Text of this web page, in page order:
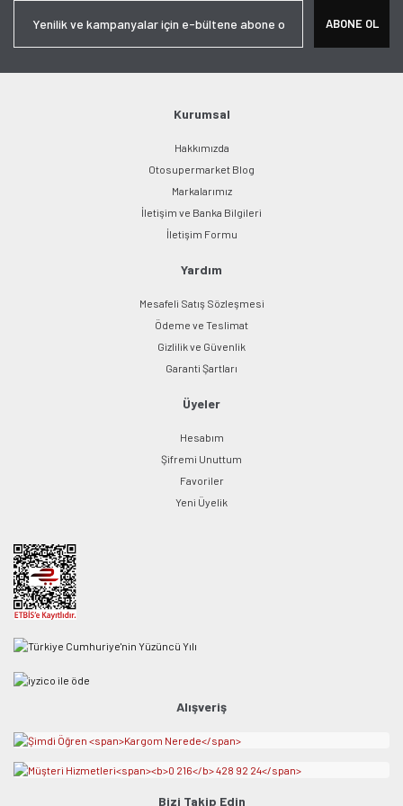
Ürün açıklamasında eksik bilgiler bulunuyor.
Bu ürüne benzer farklı alternatifler olmalı.
Gönder
ABONE OL
Kurumsal
Hakkımızda
Otosupermarket Blog
Markalarımız
İletişim ve Banka Bilgileri
İletişim Formu
Yardım
Mesafeli Satış Sözleşmesi
Ödeme ve Teslimat
Gizlilik ve Güvenlik
Garanti Şartları
Üyeler
Hesabım
Şifremi Unuttum
Favoriler
Yeni Üyelik
Alışveriş
Bizi Takip Edin